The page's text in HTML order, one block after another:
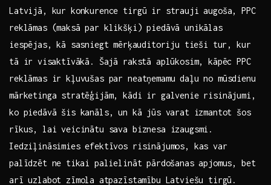
Latvijā, kur konkurence tirgū ir strauji augoša, PPC
reklāmas (maksā par klikšķi) piedāvā unikālas⁢
iespējas, kā ⁣sasniegt ⁤mērķauditoriju tieši tur, kur
tā ir ⁤visaktīvākā. Šajā‍ rakstā aplūkosim, kāpēc PPC
reklāmas ir kļuvušas par neatņemamu daļu no mūsdienu
mārketinga stratēģijām, kādi ir galvenie risinājumi,⁣
ko piedāvā šis kanāls, un kā⁤ jūs varat​ izmantot šos
rīkus, lai veicinātu sava biznesa izaugsmi.
Iedziļināsimies efektīvos risinājumos, kas ⁣var
palīdzēt ne ⁣tikai palielināt pārdošanas apjomus, bet
arī uzlabot zīmola⁣ atpazīstamību Latviešu tirgū.